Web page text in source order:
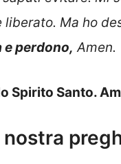
Ma ho
perdono, Amen.
Spirito Santo.
nostra